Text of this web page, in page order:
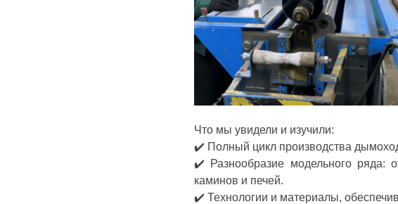
Что мы увидели и изучили:
✔️ Полный цикл производства
✔️ Разнообразие модельного ряда:
каминов и печей.
✔️ Технологии и материалы,